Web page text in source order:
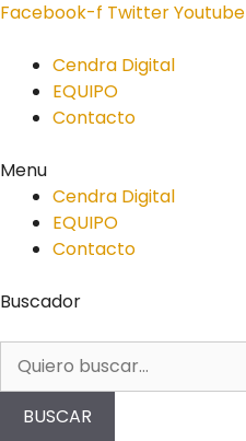
Facebook-f TwitterYoutube
Cendra Digital
EQUIPO
Contacto
Menu
Cendra Digital
EQUIPO
Contacto
Buscador
BUSCAR